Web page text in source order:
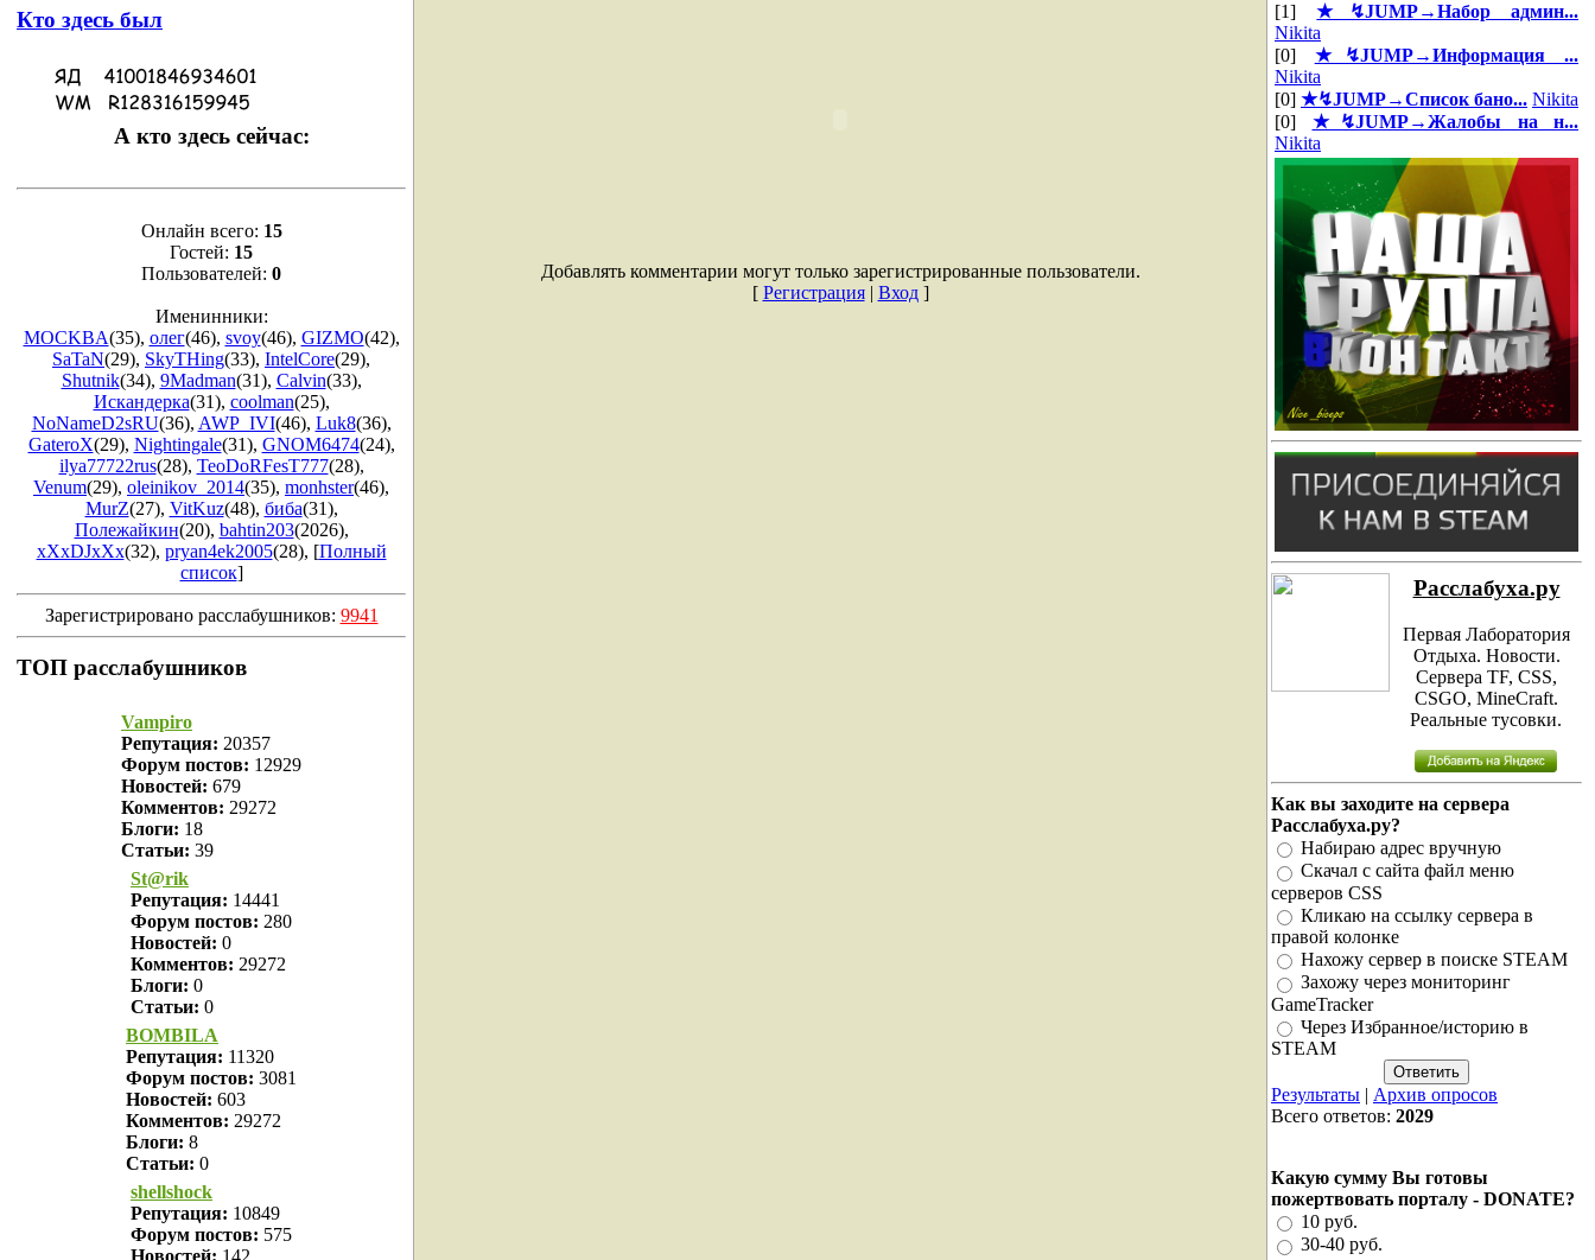
Кто здесь был
А кто здесь сейчас:
Онлайн всего: 15
Гостей: 15
Пользователей: 0
Именинники:
MOCKBA(35), олег(46), svoy(46), GIZMO(42),
SaTaN(29), SkyTHing(33), IntelCore(29),
Shutnik(34), 9Madman(31), Calvin(33),
Искандерка(31), coolman(25),
NoNameD2sRU(36), AWP_IVI(46), Luk8(36),
GateroX(29), Nightingale(31), GNOM6474(24),
ilya77722rus(28), TeoDoRFesT777(28),
Venum(29), oleinikov_2014(35), monhster(46),
MurZ(27), VitKuz(48), биба(31),
Полежайкин(20), bahtin203(2026),
xXxDJxXx(32), pryan4ek2005(28), [Полный
список]
Зарегистрировано расслабушников: 9941
ТОП расслабушников
Vampiro
Репутация: 20357
Форум постов: 12929
Новостей: 679
Комментов: 29272
Блоги: 18
Статьи: 39
St@rik
Репутация: 14441
Форум постов: 280
Новостей: 0
Комментов: 29272
Блоги: 0
Статьи: 0
BOMBILA
Репутация: 11320
Форум постов: 3081
Новостей: 603
Комментов: 29272
Блоги: 8
Статьи: 0
shellshock
Репутация: 10849
Форум постов: 575
Добавлять комментарии могут только зарегистрированные пользователи.
[ Регистрация| Вход]
[1]★↯JUMP→Набор админ...
Nikita
[0] ★↯JUMP→Информация ...
Nikita
[0] ★↯JUMP→Список бано... Nikita
[0] ★↯JUMP→Жалобы на н...
Nikita
Расслабуха.ру
Первая Лаборатория
Отдыха. Новости.
Сервера TF, CSS,
CSGO, MineCraft.
Реальные тусовки.
Как вы заходите на сервера
Расслабуха.ру?
Набираю адрес вручную
Скачал с сайта файл меню
серверов CSS
Кликаю на ссылку сервера в
правой колонке
Нахожу сервер в поиске STEAM
Захожу через мониторинг
GameTracker
Через Избранное/историю в
STEAM
Результаты | Архив опросов
Всего ответов: 2029
Какую сумму Вы готовы
пожертвовать порталу - DONATE?
10 руб.
30-40 руб.